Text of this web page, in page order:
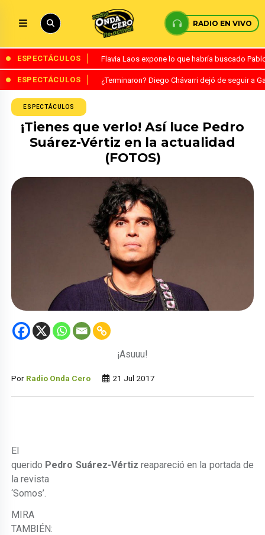
RADIO EN VIVO
ESPECTÁCULOS Flavia Laos expone lo que habría buscado
ESPECTÁCULOS ¿Terminaron? Diego Chávarri dejó de seguir a
ESPECTÁCULOS
¡Tienes que verlo! Así luce Pedro
Suárez-Vértiz en la actualidad
(FOTOS)
¡Asuuu!
Por Radio Onda Cero 21 Jul 2017
El
querido Pedro Suárez-Vértiz reapareció en la portada de
la revista
‘Somos’.
MIRA
TAMBIÉN: